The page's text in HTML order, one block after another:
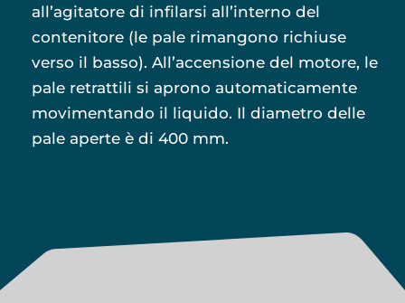
all’agitatore di infilarsi all’interno del
contenitore (le pale rimangono richiuse
verso il basso). All’accensione del motore, le
pale retrattili si aprono automaticamente
movimentando il liquido. Il diametro delle
pale aperte è di 400 mm.